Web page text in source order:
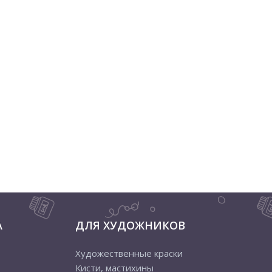
ДЛЯ ХУДОЖНИКОВ
Художественные краски
Кисти, мастихины